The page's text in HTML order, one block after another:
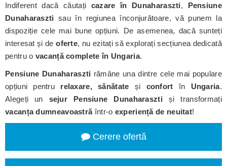
Indiferent dacă căutați cazare în Dunaharaszti, Pensiune
Dunaharaszti sau în regiunea înconjurătoare, vă punem la
dispoziție cele mai bune opțiuni. De asemenea, dacă sunteți
interesat și deoferte, nu ezitați să explorați secțiunea dedicată
pentru o vacanță complete în Ungaria.
Pensiune Dunaharaszti rămâne una dintre cele mai populare
opțiuni pentru relaxare, sănătate și confort în Ungaria.
Alegeți un sejur Pensiune Dunaharaszti și transformați
vacanța dumneavoastrăîntr-o experiență de neuitat!
Cerere ofertă